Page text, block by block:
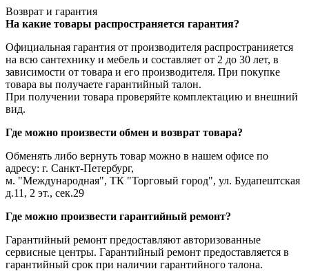
Возврат и гарантия
На какие товары распространяется гарантия?
Официальная гарантия от производителя распространияется
на всю сантехнику и мебель и составляет от 2 до 30 лет, в
зависимости от товара и его производителя. При покупке
товара вы получаете гарантийный талон.
При получении товара проверяйте комплектацию и внешний
вид.
Где можно произвести обмен и возврат товара?
Обменять либо вернуть товар можно в нашем офисе по
адресу: г. Санкт-Петербург,
м. "Международная", ТК "Торговый город", ул. Будапештская
д.11, 2 эт., сек.29
Где можно произвести гарантийный ремонт?
Гарантийный ремонт предоставляют авторизованные
сервисные центры. Гарантийный ремонт предоставляется в
гарантийный срок при наличии гарантийного талона.